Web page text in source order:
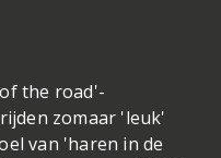
the road'-
zomaar 'leuk'
van 'haren in de